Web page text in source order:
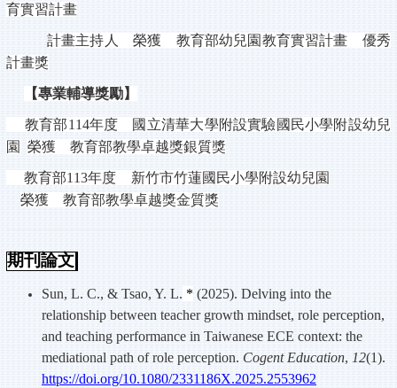
育實習計畫
計畫主持人 榮獲 教育部幼兒園教育實習計畫 優秀
計畫獎
【專業輔導獎勵】
教育部114年度 國立清華大學附設實驗國民小學附設幼兒
園
榮獲 教育部教學卓越獎銀質獎
教育部113年度 新竹市竹蓮國民小學附設幼兒園
榮獲 教育部教學卓越獎金質獎
期刊論文
Sun, L. C., & Tsao, Y. L. * (2025). Delving into the
relationship between teacher growth mindset, role perception,
and teaching performance in Taiwanese ECE context: the
mediational path of role perception. Cogent Education, 12(1).
https://doi.org/10.1080/2331186X.2025.2553962